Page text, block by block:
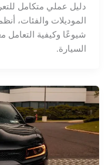
دليل عملي متكامل
الموديلات والفئات،
شيوعًا وكيفية التعامل
السيارة.